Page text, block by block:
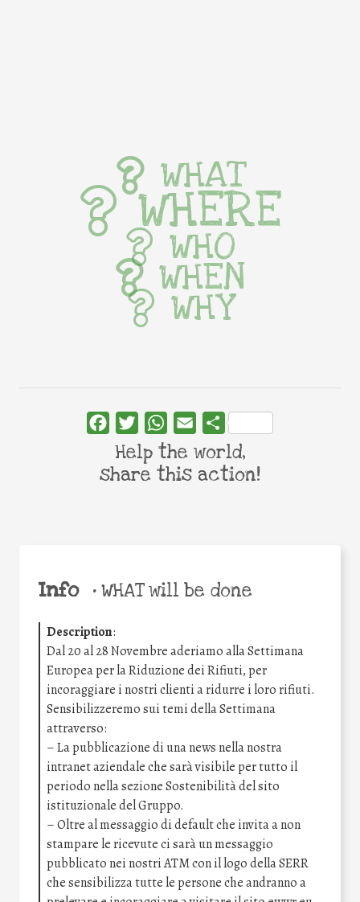
Info •WHAT will be done
Description:
Dal 20 al 28 Novembre aderiamo alla Settimana
Europea per la Riduzione dei Rifiuti, per
incoraggiare i nostri clienti a ridurre i loro rifiuti.
Sensibilizzeremo sui temi della Settimana
attraverso:
– La pubblicazione di una news nella nostra
intranet aziendale che sarà visibile per tutto il
periodo nella sezione Sostenibilità del sito
istituzionale del Gruppo.
– Oltre al messaggio di default che invita a non
stampare le ricevute ci sarà un messaggio
pubblicato nei nostri ATM con il logo della SERR
che sensibilizza tutte le persone che andranno a
WHAT
WHERE
WHO
WHEN
WHY
FacebookTwitterWhatsApp
Email Share
Help the world,
share this action!